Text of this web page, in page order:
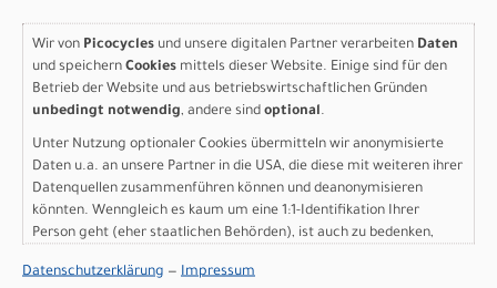
IN DEN WARENKORB
Specialized Aethos 2 Pro -
Shimano Ultegra Di2
GLOSS RED SKY / CHROME
52
Wir von Picocycles und unsere digitalen Partner verarbeiten Daten
und speichern Cookies mittels dieser Website. Einige sind für den
Betrieb der Website und aus betriebswirtschaftlichen Gründen
unbedingt notwendig, andere sind optional.
Unter Nutzung optionaler Cookies übermitteln wir anonymisierte
Daten u.a. an unsere Partner in die USA, die diese mit weiteren ihrer
Datenquellen zusammenführen können und deanonymisieren
könnten. Wenngleich es kaum um eine 1:1-Identifikation Ihrer
Person geht (eher staatlichen Behörden), ist auch zu bedenken,
sind wie bei uns in der Europäischen Union.
Datenschutzerklärung — Impressum